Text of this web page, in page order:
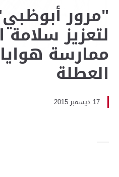
"مرور
لتعزيز سلامة
ممارسة
العطلة
17 ديسمبر 2015